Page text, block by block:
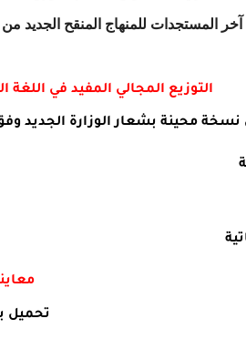
التوزيع المجالي المفيد في اللغة
محينة بشعار الوزارة الجديد وفق
تحميل